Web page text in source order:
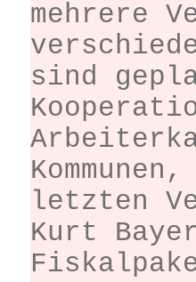
mehrere
sind
letzten
Kurt